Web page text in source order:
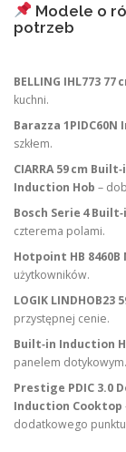
Modele o
potrzeb
BELLING IHL773
kuchni.
Barazza
szkłem.
CIARRA 59 cm
Induction Hob –
Bosch Serie 4
czterema polami.
Hotpoint HB
użytkowników.
LOGIK LINDHOB23
przystępnej cenie.
Built‑in Induction
panelem dotykowym.
Prestige PDIC 3.0
Induction Cooktop
dodatkowego